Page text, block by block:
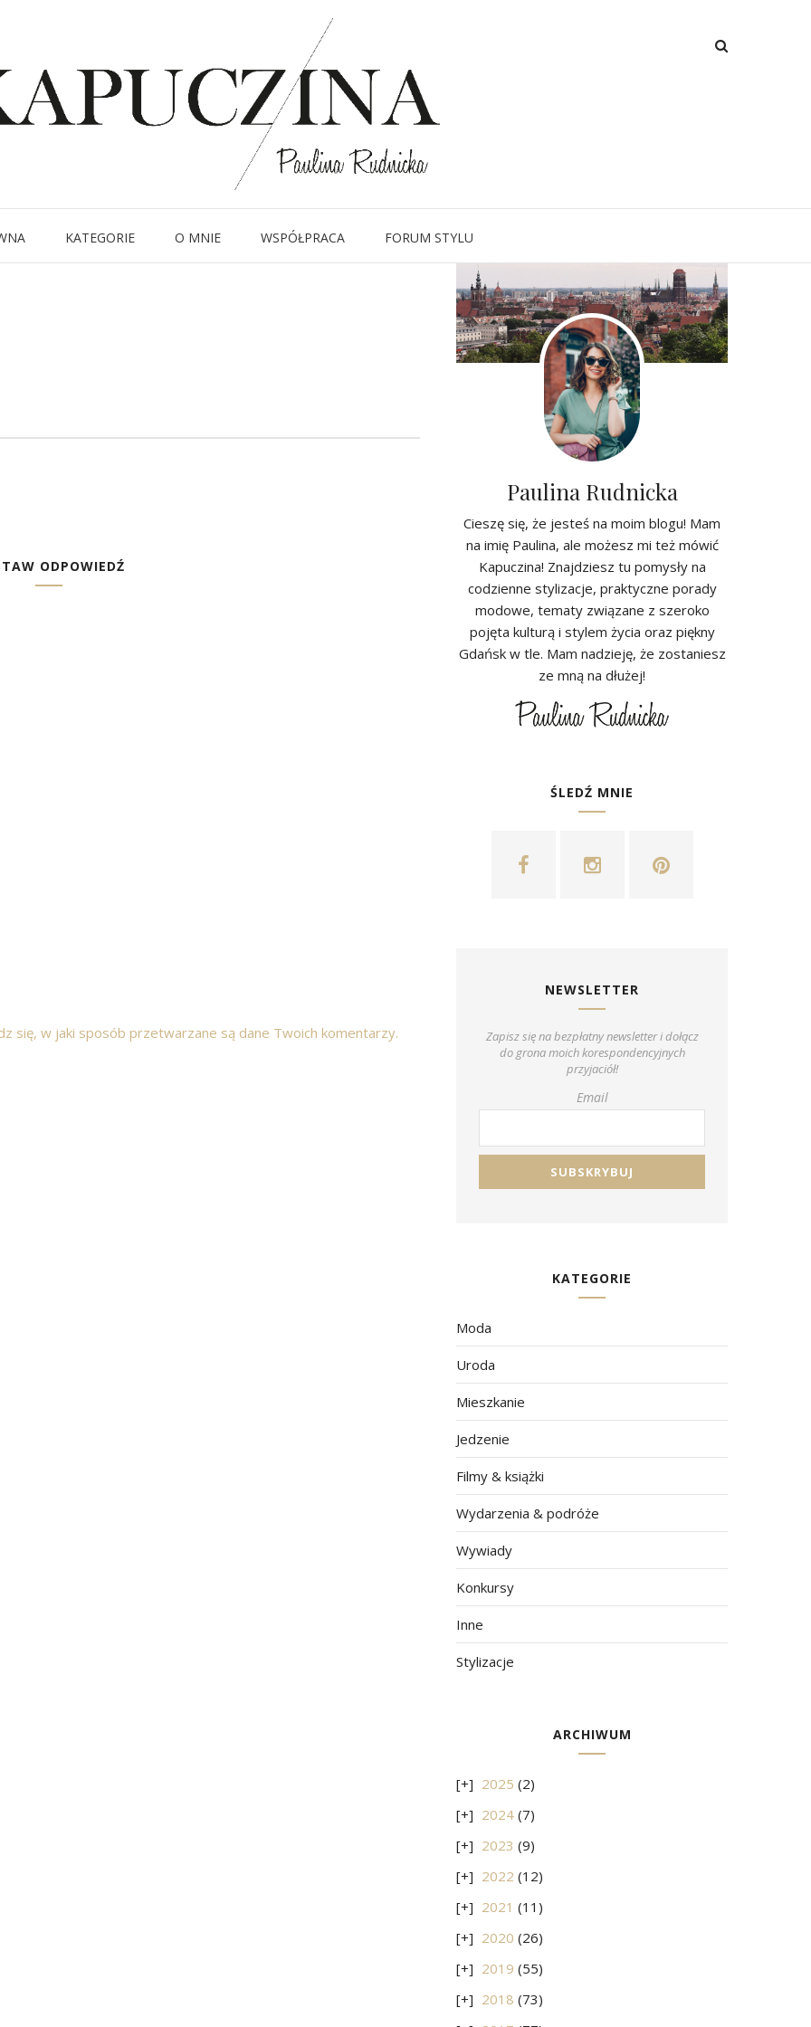
KATEGORIE O MNIE WSPÓŁPRACA FORUM STYLU
IMG_9586
Written byKapuczina in
ODPOWIEDŹ
się, w jaki sposób przetwarzane są dane Twoich komentarzy.
Paulina Rudnicka
Cieszę się, że jesteś na moim blogu! Mam
na imię Paulina, ale możesz mi też mówić
Kapuczina! Znajdziesz tu pomysły na
codzienne stylizacje, praktyczne porady
modowe, tematy związane z szeroko
pojęta kulturą i stylem życia oraz piękny
Gdańsk w tle. Mam nadzieję, że zostaniesz
ze mną na dłużej!
ŚLEDŹ MNIE
NEWSLETTER
Zapisz się na bezpłatny newsletter i dołącz
do grona moich korespondencyjnych
przyjaciół!
Email
KATEGORIE
Moda
Uroda
Mieszkanie
Jedzenie
Filmy & książki
Wydarzenia & podróże
Wywiady
Konkursy
Inne
Stylizacje
ARCHIWUM
2025 (2)
2024 (7)
2023 (9)
2022 (12)
2021 (11)
2020 (26)
2019 (55)
2018 (73)